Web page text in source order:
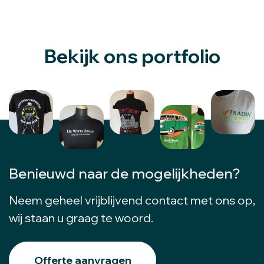
Bekijk ons portfolio
Benieuwd naar de mogelijkheden?
Neem geheel vrijblijvend contact met ons op,
wij staan u graag te woord.
Offerte aanvragen